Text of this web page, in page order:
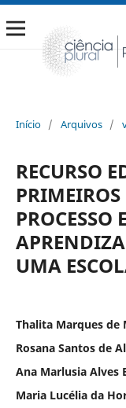
Início / Arquivos /
RECURSO
PROCESSO
UMA
Thalita Marques de
Rosana Santos de
Ana Marlusia Alves
Maria Lucélia da